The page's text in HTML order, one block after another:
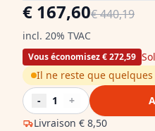
€ 167,60€ 440,19
incl. 20% TVAC
Vous économisez € 272,59
Livraison € 8,50
Il ne reste que quelques
-
1 +